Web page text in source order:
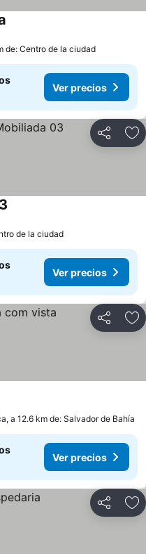
de: Centro de la ciudad
Ver precios
Compartir
de la ciudad
Ver precios
Compartir
a 12.6 km de: Salvador de Bahía
Ver precios
Compartir